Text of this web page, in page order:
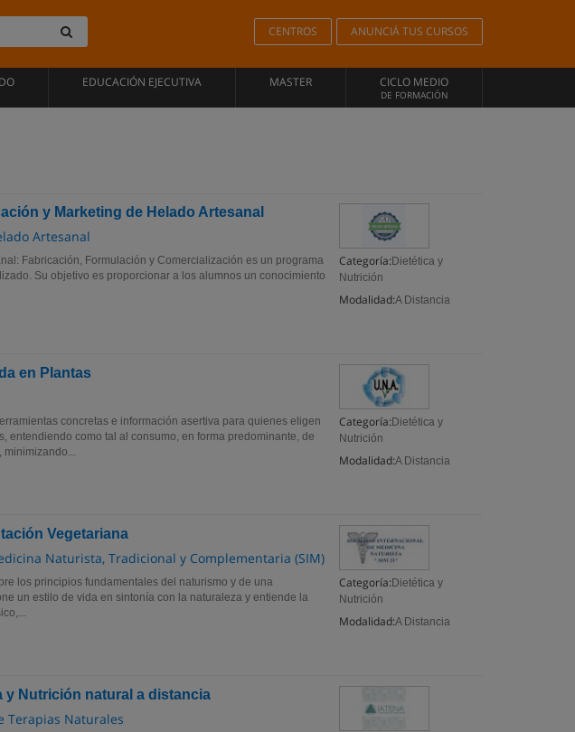
CENTROS ANUNCIÁ TUS CURSOS
EDUCACIÓN EJECUTIVA MASTER CICLO MEDIO
DE FORMACIÓN
y Marketing de Helado Artesanal
Artesanal
Categoría: Dietética y
Nutrición
Modalidad:A Distancia
Fabricación, Formulación y Comercialización es un programa
Su objetivo es proporcionar a los alumnos un conocimiento
en Plantas
Categoría: Dietética y
Nutrición
Modalidad:A Distancia
concretas e información asertiva para quienes eligen
entendiendo como tal al consumo, en forma predominante, de
minimizando...
Vegetariana
Naturista, Tradicional y Complementaria (SIM)
Categoría: Dietética y
Nutrición
Modalidad:A Distancia
los principios fundamentales del naturismo y de una
un estilo de vida en sintonía con la naturaleza y entiende la
y Nutrición natural a distancia
Terapias Naturales